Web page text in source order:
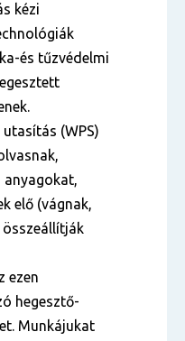
kézi
és tűzvédelmi
(WPS)
anyagokat,
elő (vágnak,
összeállítják
ezen
hegesztő-
Munkájukat